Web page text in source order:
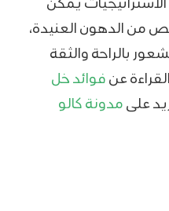
من الدهون العنيدة،
بالراحة والثقة
عن فوائد خل
على مدونة كالو